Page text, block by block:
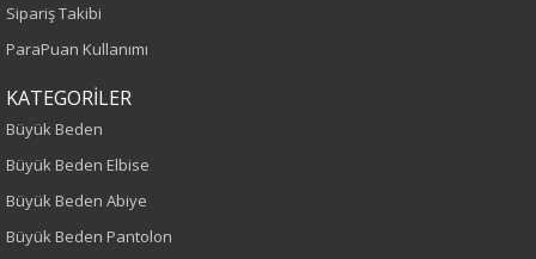
Sonbahar-Kış
Yetişkin
Kalıp
Büyük Beden
Sipariş Takibi
ParaPuan Kullanımı
KATEGORİLER
Büyük Beden
Büyük Beden Elbise
Büyük Beden Abiye
Büyük Beden Pantolon